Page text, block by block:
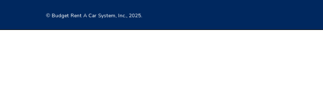
© Budget Rent A Car System, Inc., 2025.